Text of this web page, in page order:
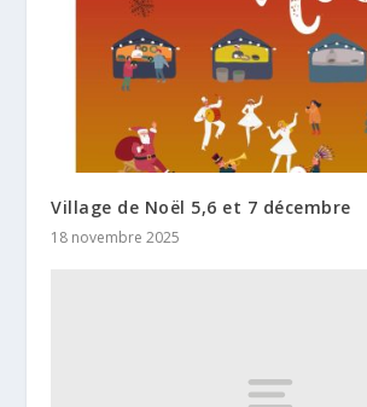
Village de Noël 5,6 et 7 décembre
18 novembre 2025